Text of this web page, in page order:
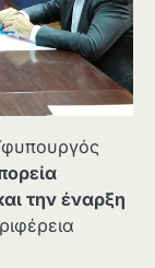
την έναρξη